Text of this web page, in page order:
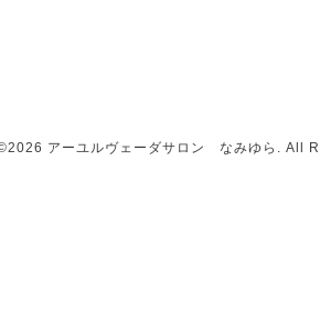
アーユルヴェーダサロン なみゆら . All